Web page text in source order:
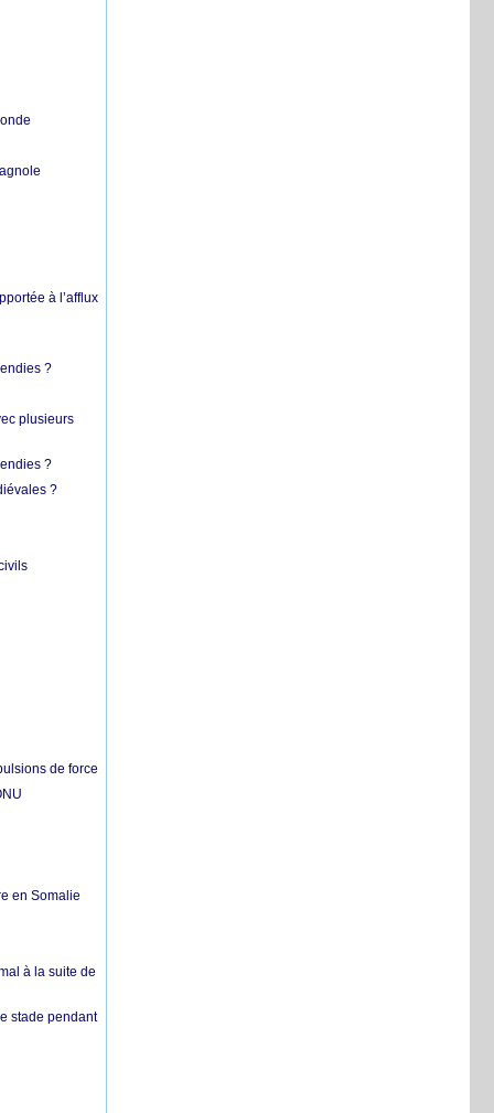
à l’afflux
?
plusieurs
?
?
de force
en Somalie
à la suite de
stade pendant